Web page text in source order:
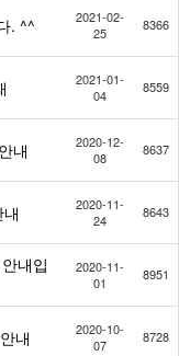
. ^^
2021-02-
25
8366
2021-01-
04
8559
내
2020-12-
08
8637
2020-11-
24
8643
내입
2020-11-
01
8951
내
2020-10-
07
8728